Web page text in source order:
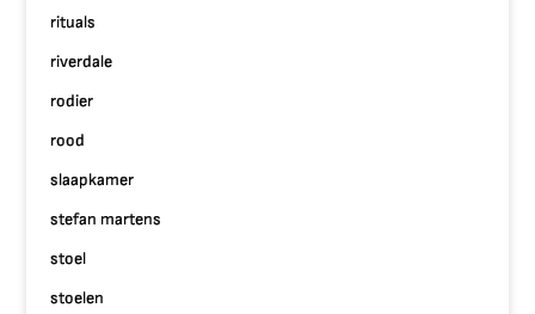
rituals
riverdale
rodier
rood
slaapkamer
stefan martens
stoel
stoelen